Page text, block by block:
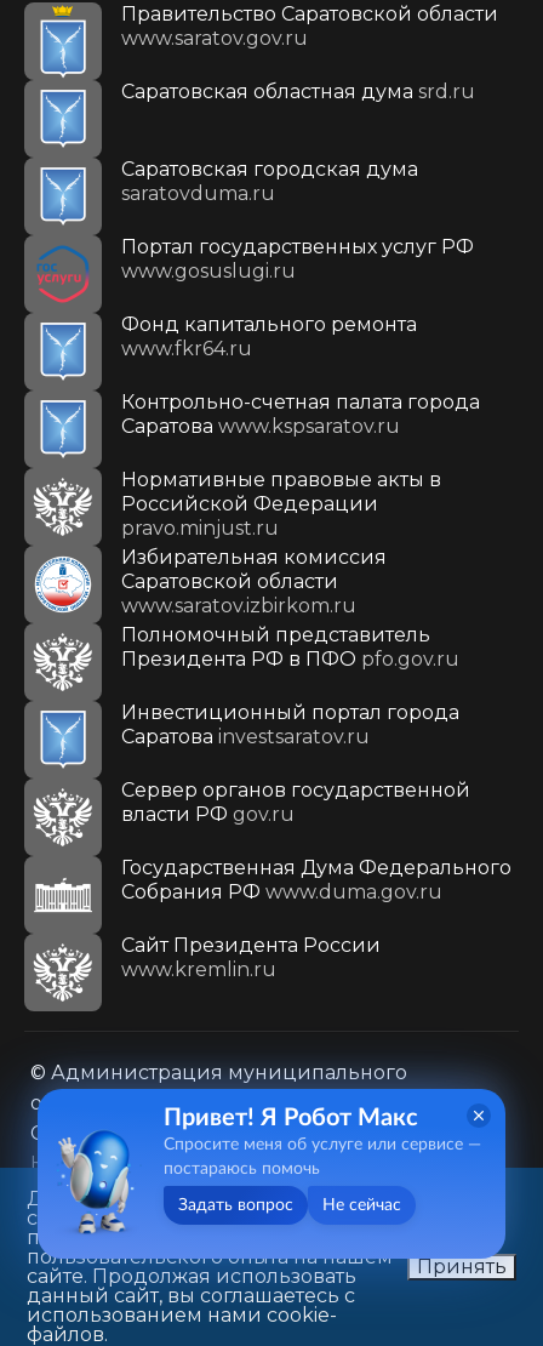
Правительство Саратовской области
www.saratov.gov.ru
Саратовская областная дума srd.ru
Саратовская городская дума
saratovduma.ru
Портал государственных услуг РФ
www.gosuslugi.ru
Фонд капитального ремонта
www.fkr64.ru
Контрольно-счетная палата города
Саратова www.kspsaratov.ru
Нормативные правовые акты в
Российской Федерации
pravo.minjust.ru
Избирательная комиссия
Саратовской области
www.saratov.izbirkom.ru
Полномочный представитель
Президента РФ в ПФО pfo.gov.ru
Инвестиционный портал города
Саратова investsaratov.ru
Сервер органов государственной
власти РФ gov.ru
Государственная Дума Федерального
Собрания РФ www.duma.gov.ru
Cайт Президента России
www.kremlin.ru
© Администрация муниципального
образования городского округа «Город
Саратов»
Контакты
Карта сайта
Политика в отношении обработки
персональных данных
410031, г. Саратов, ул. Первомайская, д. 78
+7(8452)26-02-49
Данный веб-сайт использует
cookie-файлы в целях
предоставления вам лучшего
пользовательского опыта на нашем
сайте. Продолжая использовать
данный сайт, вы соглашаетесь с
использованием нами cookie-
файлов.
Принять
Привет! Я Робот Макс
Спросите меня об услуге или сервисе —
постараюсь помочь
Задать вопрос Не сейчас